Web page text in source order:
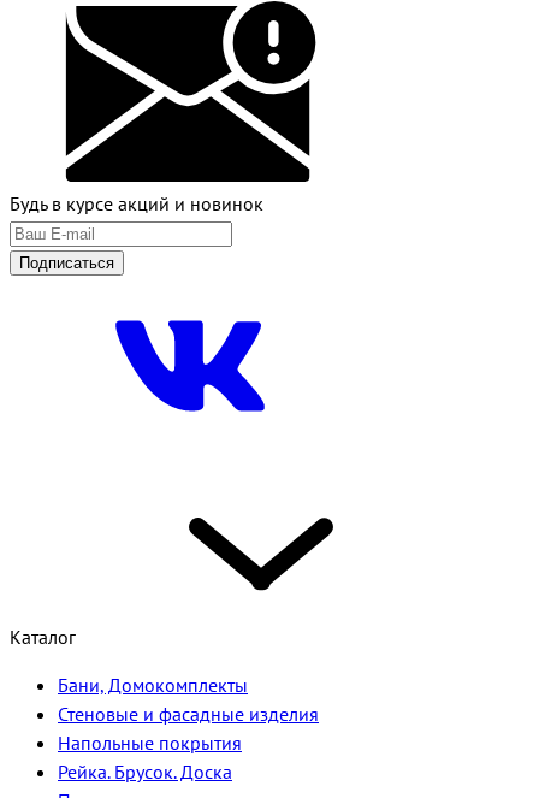
Будь в курсе акций и новинок
Подписаться
Каталог
Бани, Домокомплекты
Стеновые и фасадные изделия
Напольные покрытия
Рейка. Брусок. Доска